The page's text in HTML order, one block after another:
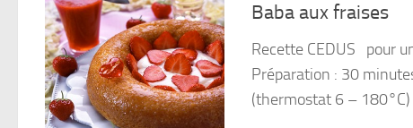
Baba aux fraises
Recette CEDUS pour
Préparation : 30
(thermostat 6 –